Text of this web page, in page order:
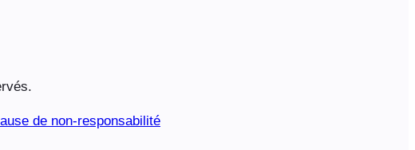
de non-responsabilité